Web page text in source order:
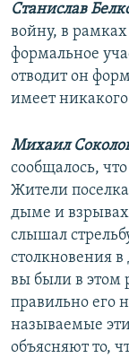
Станислав
войну, в
формальное
отводит он
имеет
Михаил
сообщалось,
Жители
дыме и
слышал
столкновения
вы были в этом
правильно его
называемые
объясняют то,